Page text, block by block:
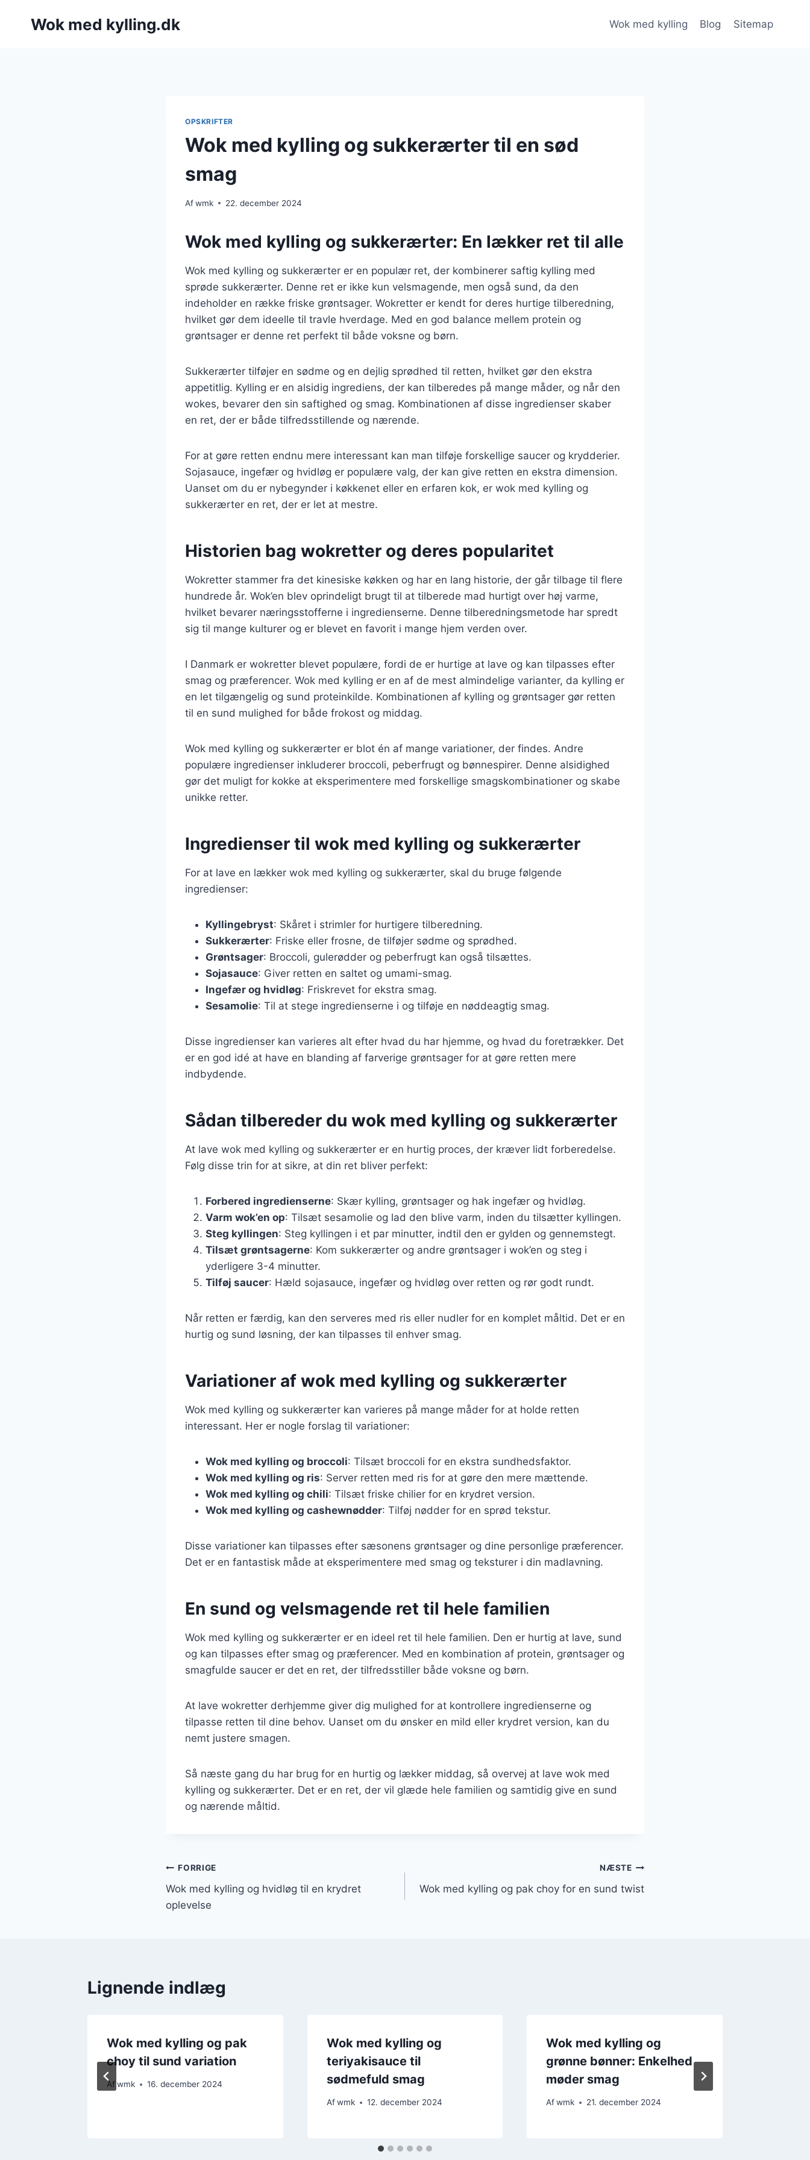
Wok med kylling.dk Wok med kylling Blog Sitemap
OPSKRIFTER
Wok med kylling og sukkerærter til en sød
smag
Afwmk 22. december 2024
Wok med kylling og sukkerærter: En lækker ret til alle
Wok med kylling og sukkerærter er en populær ret, der kombinerer saftig kylling med
sprøde sukkerærter. Denne ret er ikke kun velsmagende, men også sund, da den
indeholder en række friske grøntsager. Wokretter er kendt for deres hurtige tilberedning,
hvilket gør dem ideelle til travle hverdage. Med en god balance mellem protein og
grøntsager er denne ret perfekt til både voksne og børn.
Sukkerærter tilføjer en sødme og en dejlig sprødhed til retten, hvilket gør den ekstra
appetitlig. Kylling er en alsidig ingrediens, der kan tilberedes på mange måder, og når den
wokes, bevarer den sin saftighed og smag. Kombinationen af disse ingredienser skaber
en ret, der er både tilfredsstillende og nærende.
For at gøre retten endnu mere interessant kan man tilføje forskellige saucer og krydderier.
Sojasauce, ingefær og hvidløg er populære valg, der kan give retten en ekstra dimension.
Uanset om du er nybegynder i køkkenet eller en erfaren kok, er wok med kylling og
sukkerærter en ret, der er let at mestre.
Historien bag wokretter og deres popularitet
Wokretter stammer fra det kinesiske køkken og har en lang historie, der går tilbage til flere
hundrede år. Wok’en blev oprindeligt brugt til at tilberede mad hurtigt over høj varme,
hvilket bevarer næringsstofferne i ingredienserne. Denne tilberedningsmetode har spredt
sig til mange kulturer og er blevet en favorit i mange hjem verden over.
I Danmark er wokretter blevet populære, fordi de er hurtige at lave og kan tilpasses efter
smag og præferencer. Wok med kylling er en af de mest almindelige varianter, da kylling er
en let tilgængelig og sund proteinkilde. Kombinationen af kylling og grøntsager gør retten
til en sund mulighed for både frokost og middag.
Wok med kylling og sukkerærter er blot én af mange variationer, der findes. Andre
populære ingredienser inkluderer broccoli, peberfrugt og bønnespirer. Denne alsidighed
gør det muligt for kokke at eksperimentere med forskellige smagskombinationer og skabe
unikke retter.
Ingredienser til wok med kylling og sukkerærter
For at lave en lækker wok med kylling og sukkerærter, skal du bruge følgende
ingredienser:
Kyllingebryst: Skåret i strimler for hurtigere tilberedning.
Sukkerærter: Friske eller frosne, de tilføjer sødme og sprødhed.
Grøntsager: Broccoli, gulerødder og peberfrugt kan også tilsættes.
Sojasauce: Giver retten en saltet og umami-smag.
Ingefær og hvidløg: Friskrevet for ekstra smag.
Sesamolie: Til at stege ingredienserne i og tilføje en nøddeagtig smag.
Disse ingredienser kan varieres alt efter hvad du har hjemme, og hvad du foretrækker. Det
er en god idé at have en blanding af farverige grøntsager for at gøre retten mere
indbydende.
Sådan tilbereder du wok med kylling og sukkerærter
At lave wok med kylling og sukkerærter er en hurtig proces, der kræver lidt forberedelse.
Følg disse trin for at sikre, at din ret bliver perfekt:
Forbered ingredienserne: Skær kylling, grøntsager og hak ingefær og hvidløg.
Varm wok’en op: Tilsæt sesamolie og lad den blive varm, inden du tilsætter kyllingen.
Steg kyllingen: Steg kyllingen i et par minutter, indtil den er gylden og gennemstegt.
Tilsæt grøntsagerne: Kom sukkerærter og andre grøntsager i wok’en og steg i
yderligere 3-4 minutter.
Tilføj saucer: Hæld sojasauce, ingefær og hvidløg over retten og rør godt rundt.
Når retten er færdig, kan den serveres med ris eller nudler for en komplet måltid. Det er en
hurtig og sund løsning, der kan tilpasses til enhver smag.
Variationer af wok med kylling og sukkerærter
Wok med kylling og sukkerærter kan varieres på mange måder for at holde retten
interessant. Her er nogle forslag til variationer:
Wok med kylling og broccoli: Tilsæt broccoli for en ekstra sundhedsfaktor.
Wok med kylling og ris: Server retten med ris for at gøre den mere mættende.
Wok med kylling og chili: Tilsæt friske chilier for en krydret version.
Wok med kylling og cashewnødder: Tilføj nødder for en sprød tekstur.
Disse variationer kan tilpasses efter sæsonens grøntsager og dine personlige præferencer.
Det er en fantastisk måde at eksperimentere med smag og teksturer i din madlavning.
En sund og velsmagende ret til hele familien
Wok med kylling og sukkerærter er en ideel ret til hele familien. Den er hurtig at lave, sund
og kan tilpasses efter smag og præferencer. Med en kombination af protein, grøntsager og
smagfulde saucer er det en ret, der tilfredsstiller både voksne og børn.
At lave wokretter derhjemme giver dig mulighed for at kontrollere ingredienserne og
tilpasse retten til dine behov. Uanset om du ønsker en mild eller krydret version, kan du
nemt justere smagen.
Så næste gang du har brug for en hurtig og lækker middag, så overvej at lave wok med
kylling og sukkerærter. Det er en ret, der vil glæde hele familien og samtidig give en sund
og nærende måltid.
Indlægsnavigation
FORRIGE
Wok med kylling og hvidløg til en krydret
oplevelse
NÆSTE
Wok med kylling og pak choy for en sund twist
Lignende indlæg
Wok med kylling og pak
choy til sund variation
Afwmk 16. december 2024
Wok med kylling og
teriyakisauce til
sødmefuld smag
Af wmk 12. december 2024
Wok med kylling og
grønne bønner: Enkelhed
møder smag
Af wmk 21. december 2024